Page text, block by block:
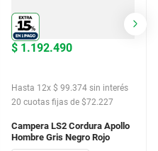
$ 1.192.490
Hasta 12x $ 99.374 sin interés
20 cuotas fijas de $72.227
Campera LS2 Cordura Apollo
Hombre Gris Negro Rojo